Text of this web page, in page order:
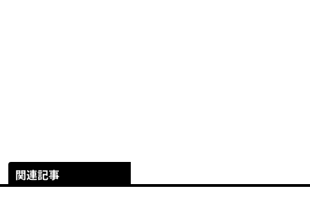
関連記事